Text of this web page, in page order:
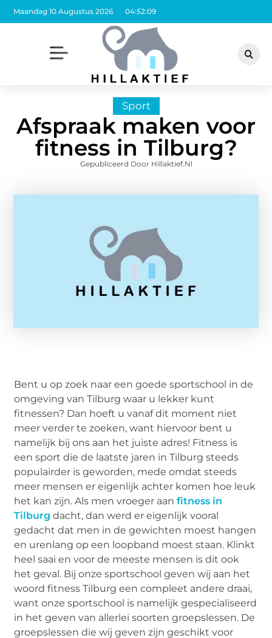
Maandag 10 Augustus 2026 04:52:10
Sport
Afspraak maken voor
fitness in Tilburg?
Gepubliceerd Door Hillaktief.nl
Bent u op zoek naar een goede sportschool in de
omgeving van Tilburg waar u lekker kunt
fitnessen? Dan hoeft u vanaf dit moment niet
meer verder te zoeken, want hiervoor bent u
namelijk bij ons aan het juiste adres! Fitness is
een sport die de laatste jaren in Tilburg steeds
populairder is geworden, mede omdat steeds
meer mensen er eigenlijk achter komen hoe leuk
het kan zijn. Als men vroeger aanfitness in
Tilburg dacht, dan werd er eigenlijk vooral
gedacht dat men in de gewichten moest hangen
en urenlang op een loopband moest staan. Klinkt
heel saai en voor de meeste mensen is dit ook
het geval. Bij onze sportschool geven wij aan het
woord fitness Tilburg een compleet andere draai,
want onze sportschool is namelijk gespecialiseerd
in het geven van allerlei soorten groepslessen. De
groepslessen die wij geven zijn geschikt voor